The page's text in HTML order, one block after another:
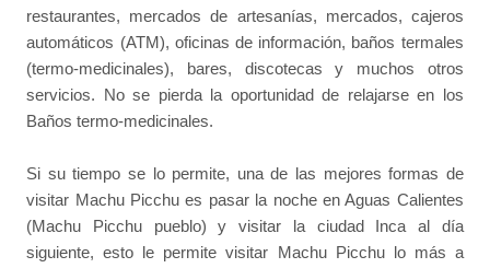
restaurantes, mercados de artesanías, mercados, cajeros
automáticos (ATM), oficinas de información, baños termales
(termo-medicinales), bares, discotecas y muchos otros
servicios. No se pierda la oportunidad de relajarse en los
Baños termo-medicinales.
Si su tiempo se lo permite, una de las mejores formas de
visitar Machu Picchu es pasar la noche en Aguas Calientes
(Machu Picchu pueblo) y visitar la ciudad Inca al día
siguiente, esto le permite visitar Machu Picchu lo más a